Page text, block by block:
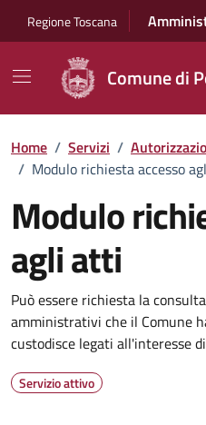
Regione Toscana
Comune di
Home / Servizi /
/ Modulo richiesta accesso
Modulo
agli atti
Dettagli del
Può essere richiesta la
amministrativi che il Comune
custodisce legati all'interesse
Servizio attivo